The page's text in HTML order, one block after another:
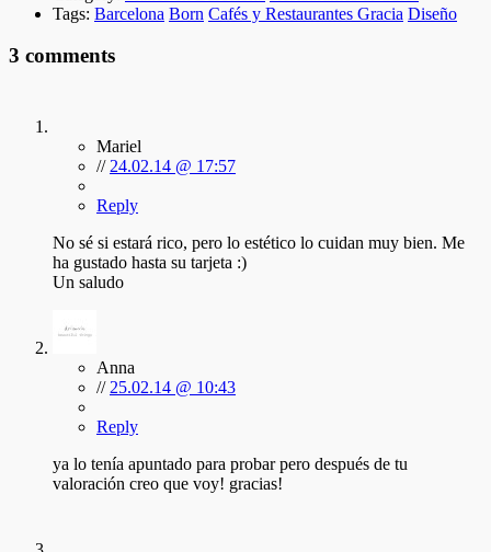
Tags: Barcelona Born Cafés y Restaurantes Gracia Diseño
3 comments
Mariel
// 24.02.14 @ 17:57
Reply
No sé si estará rico, pero lo estético lo cuidan muy bien. Me
ha gustado hasta su tarjeta :)
Un saludo
Anna
// 25.02.14 @ 10:43
Reply
ya lo tenía apuntado para probar pero después de tu
valoración creo que voy! gracias!